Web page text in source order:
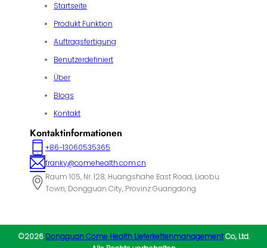
Startseite
Produkt Funktion
Auftragsfertigung
Benutzerdefiniert
Über
Blogs
Kontakt
Kontaktinformationen
+86-13060535365
franky@comehealth.com.cn
Raum 105, Nr. 128, Huangshahe East Road, Liaobu
Town, Dongguan City, Provinz Guangdong
©2026 Dongguan Come Health LieferkettenmanagementCo, Ltd.